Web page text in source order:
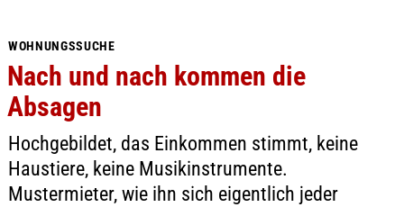
WOHNUNGSSUCHE
Nach und nach kommen die
Absagen
Hochgebildet, das Einkommen stimmt, keine
Haustiere, keine Musikinstrumente.
Mustermieter, wie ihn sich eigentlich jeder